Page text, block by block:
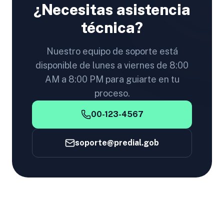
¿Necesitas asistencia
técnica?
Nuestro equipo de soporte está
disponible de lunes a viernes de 8:00
AM a 8:00 PM para guiarte en tu
proceso.
00-123-4567
soporte@predial.gob